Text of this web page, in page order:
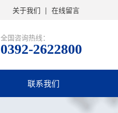
关于我们 | 在线留言
全国咨询热线：
0392-2622800
联系我们